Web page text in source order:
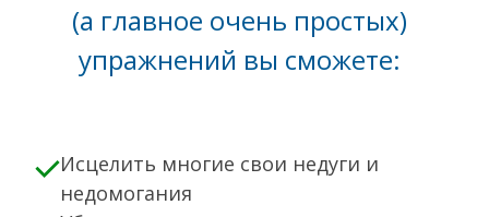
(а главное очень простых)
упражнений вы сможете:
Исцелить многие свои недуги и
недомогания